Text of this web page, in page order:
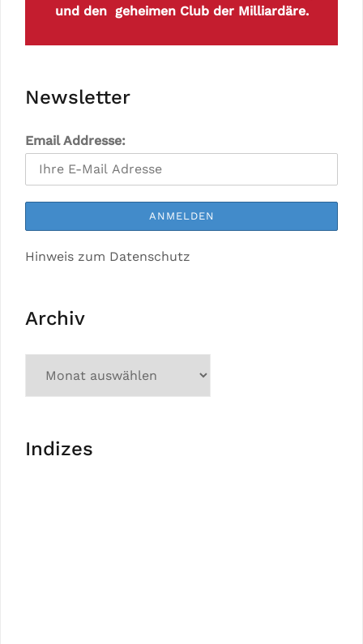
und den geheimen Club der Milliardäre.
Newsletter
Email Addresse:
Hinweis zum Datenschutz
Archiv
Indizes